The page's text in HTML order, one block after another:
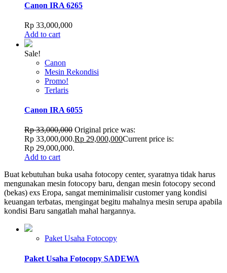
Canon IRA 6265
Rp 33,000,000
Add to cart
Sale!
Canon
Mesin Rekondisi
Promo!
Terlaris
Canon IRA 6055
Rp33,000,000 Original price was:
Rp 33,000,000.Rp 29,000,000Current price is:
Rp 29,000,000.
Add to cart
Buat kebutuhan buka usaha fotocopy center, syaratnya tidak harus
mengunakan mesin fotocopy baru, dengan mesin fotocopy second
(bekas) exs Eropa, sangat meminimalisir customer yang kondisi
keuangan terbatas, mengingat begitu mahalnya mesin serupa apabila
kondisi Baru sangatlah mahal hargannya.
Paket Usaha Fotocopy
Paket Usaha Fotocopy SADEWA